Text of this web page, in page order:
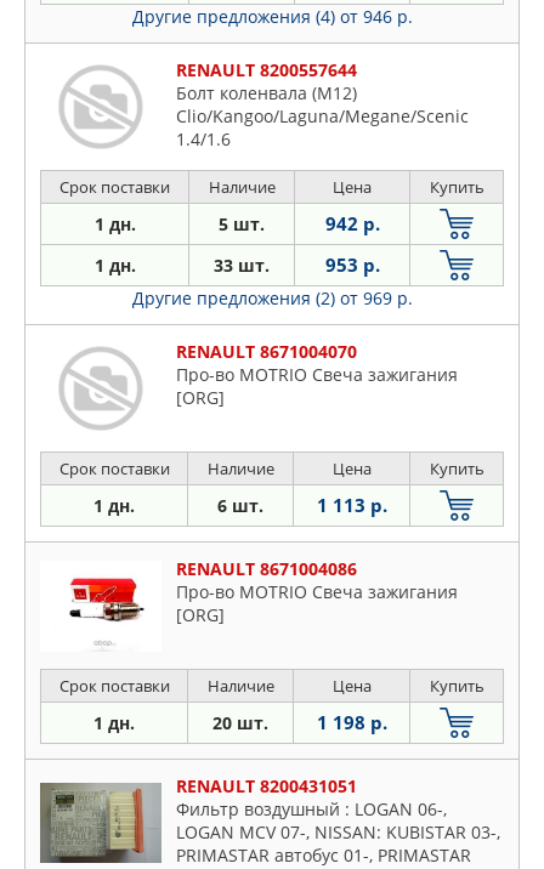
Другие предложения (4) от 946 р.
RENAULT 8200557644
Болт коленвала (М12)
Clio/Kangoo/Laguna/Megane/Scenic
1.4/1.6
Срок поставки Наличие Цена Купить
1 дн. 5 шт. 942 р.
1 дн. 33 шт. 953 р.
Другие предложения (2) от 969 р.
RENAULT 8671004070
Про-во MOTRIO Свеча зажигания
[ORG]
Срок поставки Наличие Цена Купить
1 дн. 6 шт. 1 113 р.
RENAULT 8671004086
Про-во MOTRIO Свеча зажигания
[ORG]
Срок поставки Наличие Цена Купить
1 дн. 20 шт. 1 198 р.
RENAULT 8200431051
Фильтр воздушный : LOGAN 06-,
LOGAN MCV 07-, NISSAN: KUBISTAR 03-,
PRIMASTAR автобус 01-, PRIMASTAR